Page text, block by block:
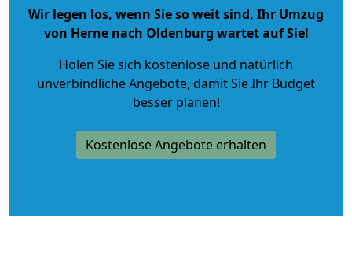
Wir legen los, wenn Sie so weit sind, Ihr Umzug
von Herne nach Oldenburg wartet auf Sie!
Holen Sie sich kostenlose und natürlich
unverbindliche Angebote, damit Sie Ihr Budget
besser planen!
Kostenlose Angebote erhalten